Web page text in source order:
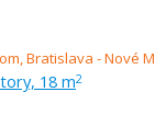
18 m2